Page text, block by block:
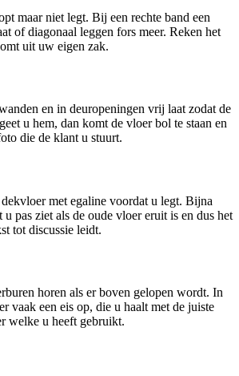
maar niet legt. Bij een rechte band een
of diagonaal leggen fors meer. Reken het
uit uw eigen zak.
en in deuropeningen vrij laat zodat de
u hem, dan komt de vloer bol te staan en
die de klant u stuurt.
met egaline voordat u legt. Bijna
pas ziet als de oude vloer eruit is en dus het
tot discussie leidt.
horen als er boven gelopen wordt. In
vaak een eis op, die u haalt met de juiste
welke u heeft gebruikt.